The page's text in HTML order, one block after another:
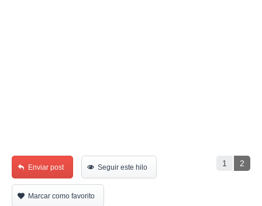
1 2
Enviar post Seguir este hilo
Marcar como favorito